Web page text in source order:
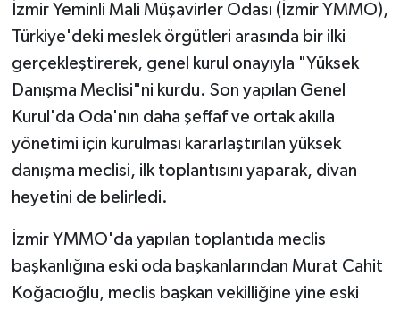
İzmir Yeminli Mali Müşavirler Odası (İzmir YMMO),
Türkiye'deki meslek örgütleri arasında bir ilki
gerçekleştirerek, genel kurul onayıyla "Yüksek
Danışma Meclisi"ni kurdu. Son yapılan Genel
Kurul'da Oda'nın daha şeffaf ve ortak akılla
yönetimi için kurulması kararlaştırılan yüksek
danışma meclisi, ilk toplantısını yaparak, divan
heyetini de belirledi.
İzmir YMMO'da yapılan toplantıda meclis
başkanlığına eski oda başkanlarından Murat Cahit
Koğacıoğlu, meclis başkan vekilliğine yine eski